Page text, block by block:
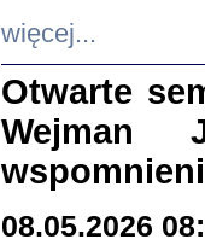
więcej...
Otwarte
Wejman
08.05.2026